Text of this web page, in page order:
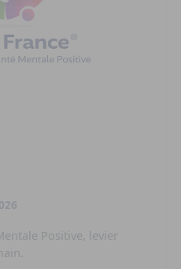
Positive, levier